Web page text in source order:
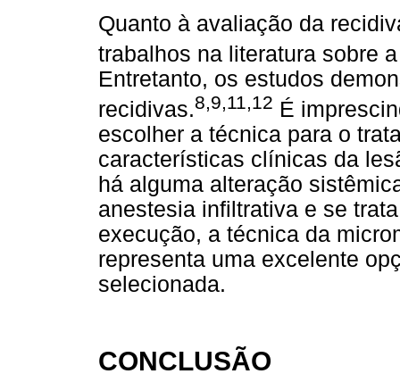
Quanto à avaliação da
trabalhos na literatura sobre
Entretanto, os estudos
recidivas.8,9,11,12 É
escolher a técnica para o
características clínicas da
há alguma alteração
anestesia infiltrativa e se
execução, a técnica da
representa uma excelente
selecionada.
CONCLUSÃO